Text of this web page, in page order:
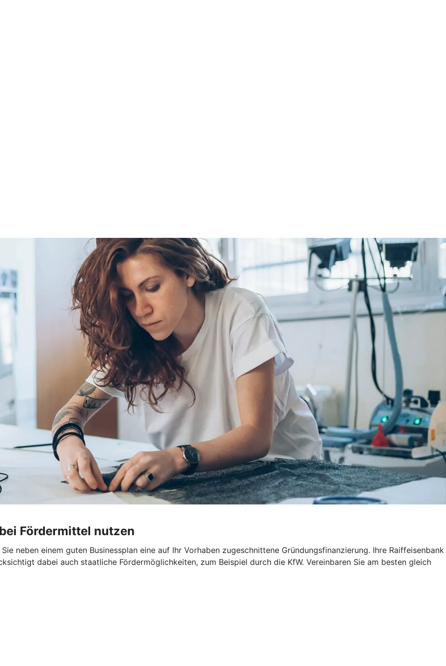
Fördermittel nutzen
neben einem guten Businessplan eine auf Ihr Vorhaben zugeschnittene Gründungsfinanzierung. Ihre Raiffeisenbank
dabei auch staatliche Fördermöglichkeiten, zum Beispiel durch die KfW. Vereinbaren Sie am besten gleich